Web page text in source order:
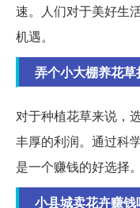
速。人们对于美好生
机遇。
弄个小大棚养花草
对于种植花草来说，
丰厚的利润。通过科
是一个赚钱的好选择。
小县城卖花卉赚钱